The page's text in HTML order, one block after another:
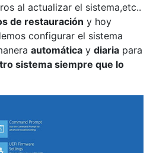
al actualizar el sistema,etc..
de restauración y hoy
configurar el sistema
automática y diaria para
sistema siempre que lo